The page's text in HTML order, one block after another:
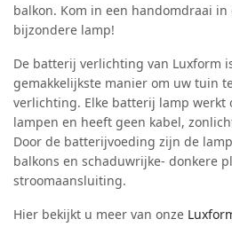
balkon. Kom in een handomdraai
bijzondere lamp!
De batterij verlichting van Luxform
gemakkelijkste manier om uw tuin
verlichting. Elke batterij lamp werkt
lampen en heeft geen kabel,
Door de batterijvoeding zijn de
balkons en schaduwrijke- donkere
stroomaansluiting.
Hier bekijkt u meer van onze